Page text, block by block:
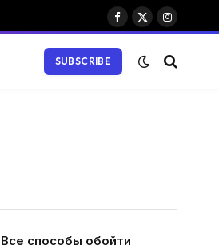
Facebook
X
Instagram
SUBSCRIBE
Все способы обойти